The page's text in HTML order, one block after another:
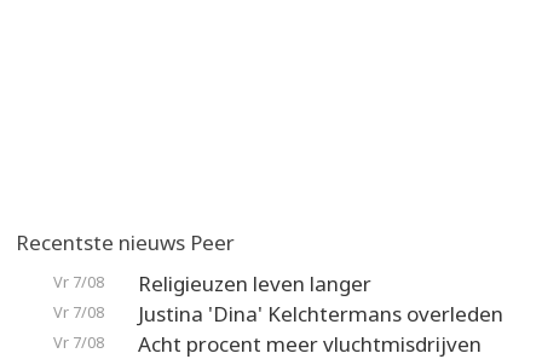
Recentste nieuws Peer
Vr 7/08 Religieuzen leven langer
Vr 7/08 Justina 'Dina' Kelchtermans overleden
Vr 7/08 Acht procent meer vluchtmisdrijven